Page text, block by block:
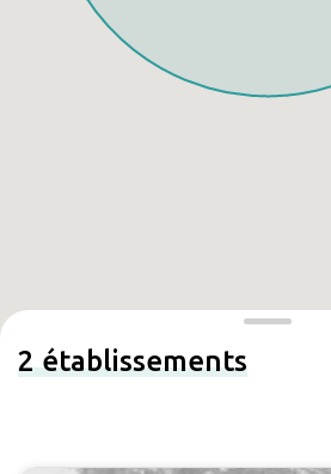
2établissements